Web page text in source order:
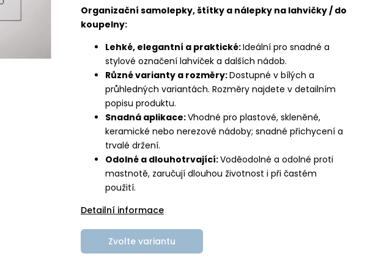
Organizační samolepky, štítky a nálepky na lahvičky / do
koupelny:
Lehké, elegantní a praktické:Ideální pro snadné a
stylové označení lahviček a dalších nádob.
Různé varianty a rozměry:Dostupné v bílých a
průhledných variantách. Rozměry najdete v detailním
popisu produktu.
Snadná aplikace:Vhodné pro plastové, skleněné,
keramické nebo nerezové nádoby; snadné přichycení a
trvalé držení.
Odolné a dlouhotrvající:Voděodolné a odolné proti
mastnotě, zaručují dlouhou životnost i při častém
použití.
Detailní informace
Zvolte variantu